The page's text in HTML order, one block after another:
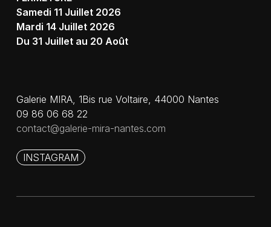
Samedi 11 Juillet 2026
Mardi 14 Juillet 2026
Du 31 Juillet au 20 Août
Galerie MIRA, 1Bis rue Voltaire, 44000 Nantes
09 86 06 68 22
contact@galerie-mira-nantes.com
INSTAGRAM